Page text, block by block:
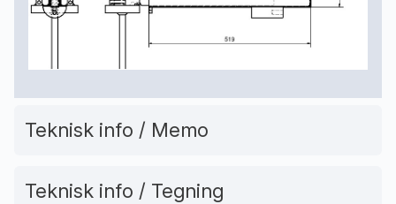
Teknisk info / Memo
Teknisk info / Tegning